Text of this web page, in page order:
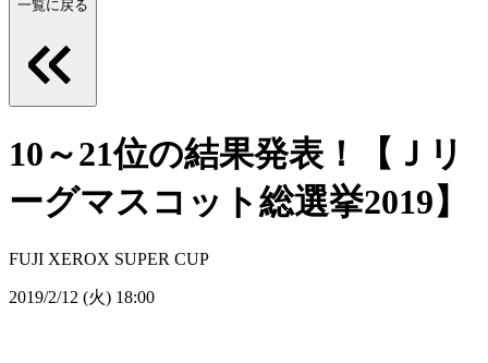
一覧に戻る
10～21位の結果発表！【Ｊリ
ーグマスコット総選挙2019】
FUJI XEROX SUPER CUP
2019/2/12 (火) 18:00